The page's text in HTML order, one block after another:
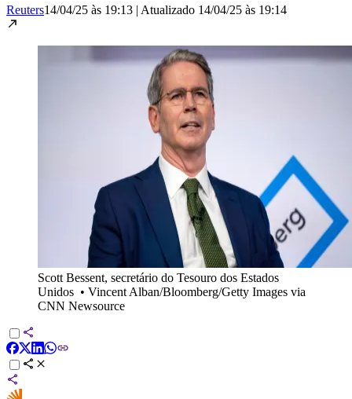
Reuters14/04/25 às 19:13 | Atualizado 14/04/25 às 19:14
Scott Bessent, secretário do Tesouro dos Estados
Unidos • Vincent Alban/Bloomberg/Getty Images via
CNN Newsource